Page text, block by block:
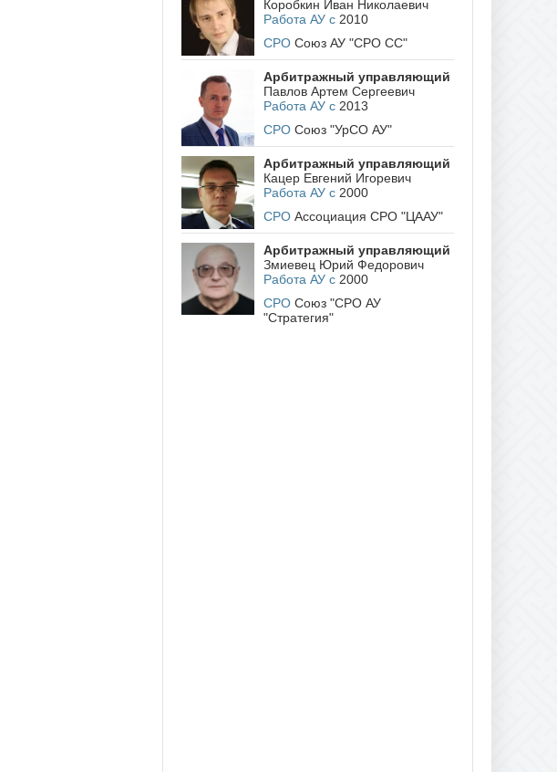
Коробкин Иван Николаевич
Работа АУ с 2010
СРО Союз АУ "СРО СС"
Арбитражный управляющий
Павлов Артем Сергеевич
Работа АУ с 2013
СРО Союз "УрСО АУ"
Арбитражный управляющий
Кацер Евгений Игоревич
Работа АУ с 2000
СРО Ассоциация СРО "ЦААУ"
Арбитражный управляющий
Змиевец Юрий Федорович
Работа АУ с 2000
СРО Союз "СРО АУ
"Стратегия"